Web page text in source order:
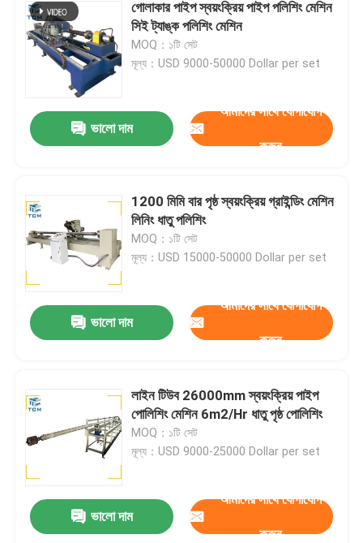
গোলাকার পাইপ স্বয়ংক্রিয় পাইপ পলিশিং মেশিন
সিই ট্যাঙ্ক পলিশিং মেশিন
MOQ：১টি সেট
মূল্য：USD 9000-50000 Dollar per set
ভালো দাম
আমাদের সাথে যোগাযোগ
করুন
1200 মিমি বার পৃষ্ঠ স্বয়ংক্রিয় গ্রাইন্ডিং মেশিন
লিনিং ধাতু পলিশিং
MOQ：১টি সেট
মূল্য：USD 15000-50000 Dollar per set
ভালো দাম
আমাদের সাথে যোগাযোগ
করুন
লাইন টিউব 26000mm স্বয়ংক্রিয় পাইপ
পোলিশিং মেশিন 6m2/Hr ধাতু পৃষ্ঠ পোলিশিং
MOQ：১টি সেট
মূল্য：USD 9000-25000 Dollar per set
ভালো দাম
আমাদের সাথে যোগাযোগ
করুন